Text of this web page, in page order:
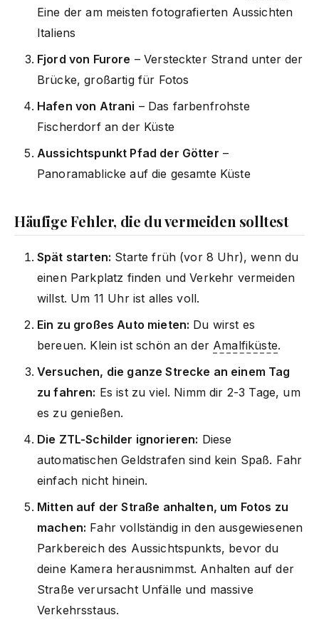
Eine der am meisten fotografierten Aussichten
Italiens
Fjord von Furore – Versteckter Strand unter der
Brücke, großartig für Fotos
Hafen von Atrani – Das farbenfrohste
Fischerdorf an der Küste
Aussichtspunkt Pfad der Götter –
Panoramablicke auf die gesamte Küste
Häufige Fehler, die du vermeiden solltest
Spät starten: Starte früh (vor 8 Uhr), wenn du
einen Parkplatz finden und Verkehr vermeiden
willst. Um 11 Uhr ist alles voll.
Ein zu großes Auto mieten: Du wirst es
bereuen. Klein ist schön an der Amalfiküste.
Versuchen, die ganze Strecke an einem Tag
zu fahren: Es ist zu viel. Nimm dir 2-3 Tage, um
es zu genießen.
Die ZTL-Schilder ignorieren: Diese
automatischen Geldstrafen sind kein Spaß. Fahr
einfach nicht hinein.
Mitten auf der Straße anhalten, um Fotos zu
machen: Fahr vollständig in den ausgewiesenen
Parkbereich des Aussichtspunkts, bevor du
deine Kamera herausnimmst. Anhalten auf der
Straße verursacht Unfälle und massive
Verkehrsstaus.